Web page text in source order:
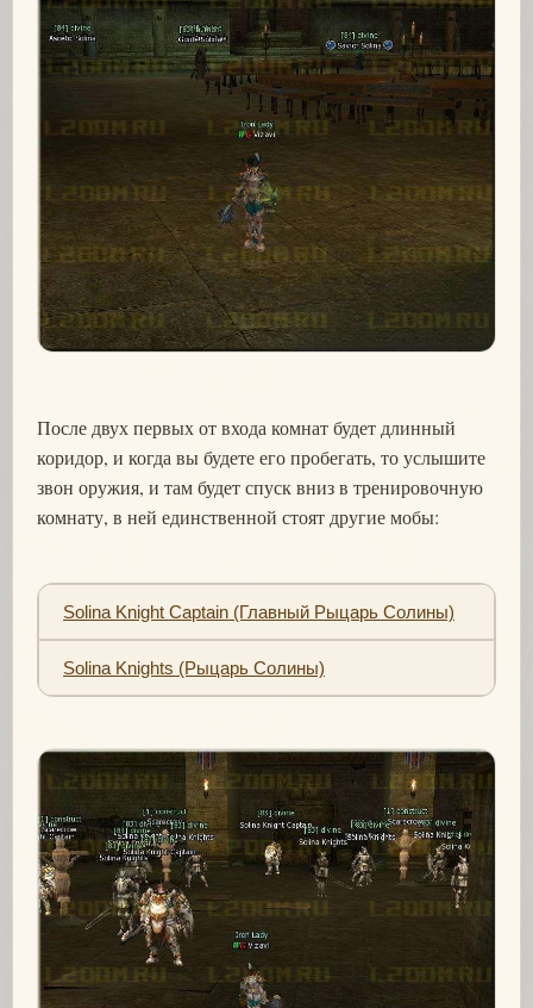
После двух первых от входа комнат будет длинный
коридор, и когда вы будете его пробегать, то услышите
звон оружия, и там будет спуск вниз в тренировочную
комнату, в ней единственной стоят другие мобы:
Solina Knight Captain (Главный Рыцарь Солины)
Solina Knights (Рыцарь Солины)